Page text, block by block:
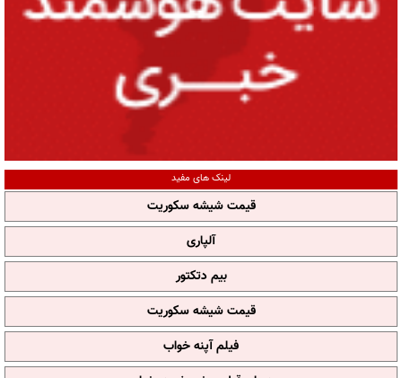
لینک های مفید
قیمت شیشه سکوریت
آلپاری
بیم دتکتور
قیمت شیشه سکوریت
فیلم آپنه خواب